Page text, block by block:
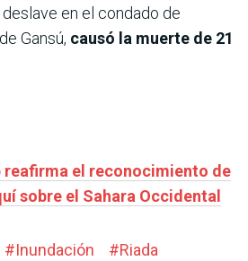
en el condado de
Gansú, causó la muerte de 21
reafirma el reconocimiento de
sobre el Sahara Occidental
#Inundación #Riada